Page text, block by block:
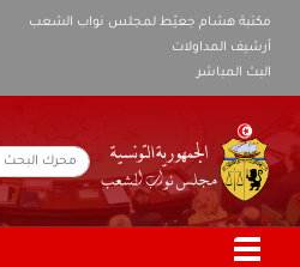
مكتبة هشام جعيّط لمجلس نواب الشعب
أرشيف المداولات
البث المباشر